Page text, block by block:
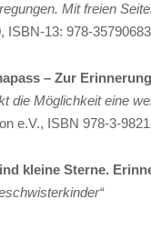
Mit freien
ISBN-13: 978-
– Zur
die Möglichkeit eine
e.V., ISBN 978-3-
kleine Sterne.